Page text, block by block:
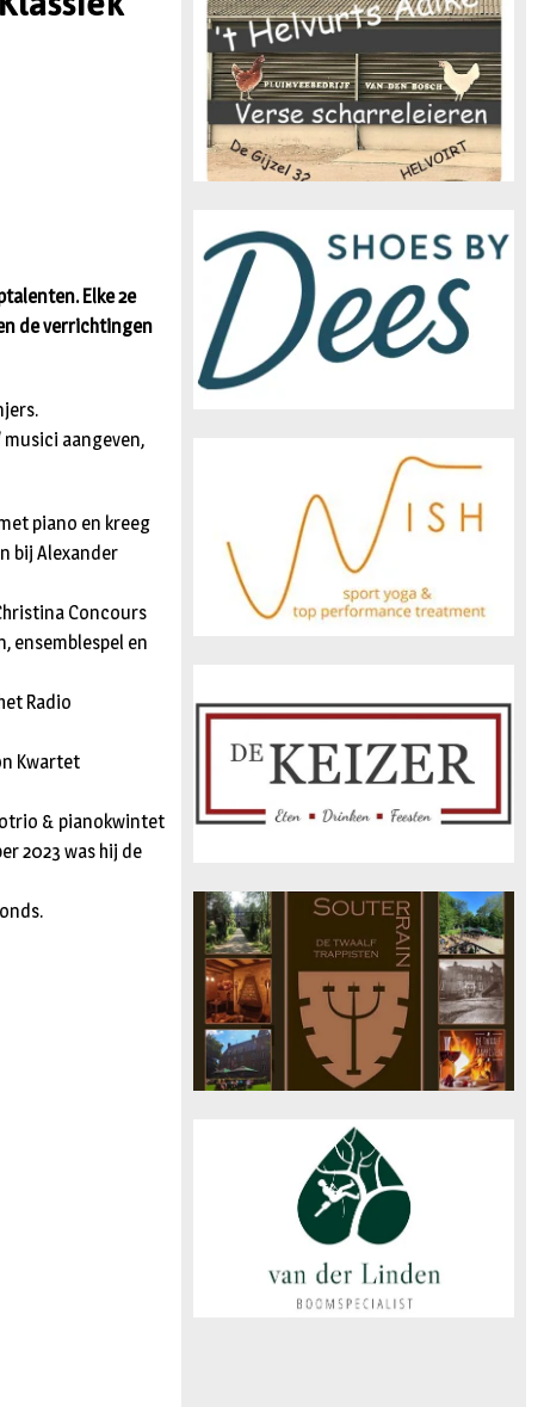
Elke 2e
de verrichtingen
aangeven,
piano en kreeg
bij Alexander
Concours
ensemblespel en
Radio
Kwartet
& pianokwintet
2023 was hij de
n